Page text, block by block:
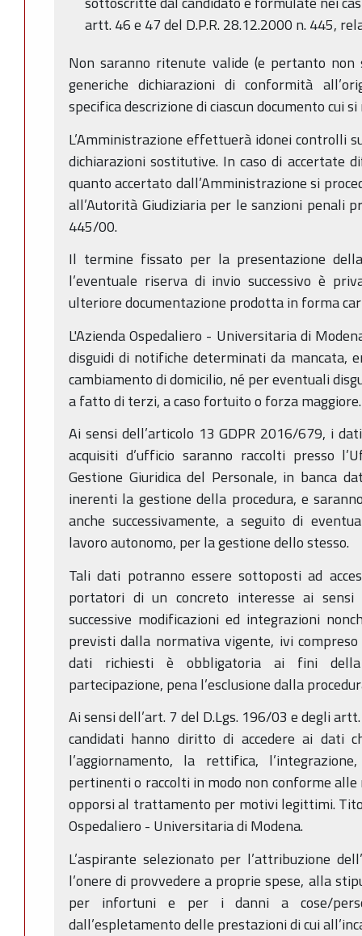
artt. 46 e 47 del D.P.R. 28.12.2000 n. 445,
Non saranno ritenute valide (e pertanto
generiche dichiarazioni di conformità
specifica descrizione di ciascun documento cui
L’Amministrazione effettuerà idonei controlli
dichiarazioni sostitutive. In caso di accertate
quanto accertato dall’Amministrazione si
all’Autorità Giudiziaria per le sanzioni penali
445/00.
Il termine fissato per la presentazione
l’eventuale riserva di invio successivo è
ulteriore documentazione prodotta in forma
L'Azienda Ospedaliero - Universitaria di
disguidi di notifiche determinati da mancata,
cambiamento di domicilio, né per eventuali
a fatto di terzi, a caso fortuito o forza maggiore.
Ai sensi dell’articolo 13 GDPR 2016/679, i
acquisiti d’ufficio saranno raccolti presso
Gestione Giuridica del Personale, in banca
inerenti la gestione della procedura, e
anche successivamente, a seguito di
lavoro autonomo, per la gestione dello stesso.
Tali dati potranno essere sottoposti ad
portatori di un concreto interesse ai
successive modificazioni ed integrazioni
previsti dalla normativa vigente, ivi compreso
dati richiesti è obbligatoria ai fini
partecipazione, pena l’esclusione dalla
Ai sensi dell’art. 7 del D.Lgs. 196/03 e degli
candidati hanno diritto di accedere ai dati
l’aggiornamento, la rettifica,
pertinenti o raccolti in modo non conforme alle
opporsi al trattamento per motivi legittimi.
Ospedaliero - Universitaria di Modena.
L’aspirante selezionato per l’attribuzione
l’onere di provvedere a proprie spese, alla
per infortuni e per i danni a cose/
dall’espletamento delle prestazioni di cui